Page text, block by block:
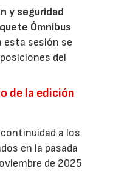
y seguridad
Ómnibus
esta sesión se
del
de la edición
a los
en la pasada
de 2025